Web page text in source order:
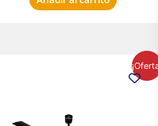
precio
actual